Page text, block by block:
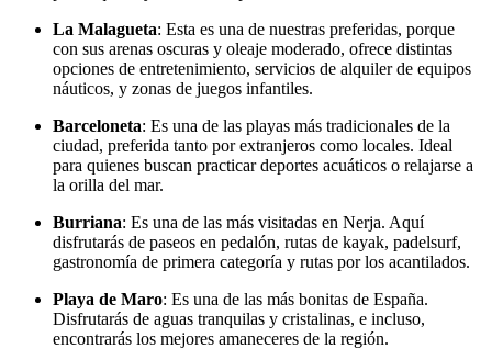
La Malagueta: Esta es una de nuestras preferidas, porque
con sus arenas oscuras y oleaje moderado, ofrece distintas
opciones de entretenimiento, servicios de alquiler de equipos
náuticos, y zonas de juegos infantiles.
Barceloneta: Es una de las playas más tradicionales de la
ciudad, preferida tanto por extranjeros como locales. Ideal
para quienes buscan practicar deportes acuáticos o relajarse a
la orilla del mar.
Burriana: Es una de las más visitadas en Nerja. Aquí
disfrutarás de paseos en pedalón, rutas de kayak, padelsurf,
gastronomía de primera categoría y rutas por los acantilados.
Playa de Maro: Es una de las más bonitas de España.
Disfrutarás de aguas tranquilas y cristalinas, e incluso,
encontrarás los mejores amaneceres de la región.